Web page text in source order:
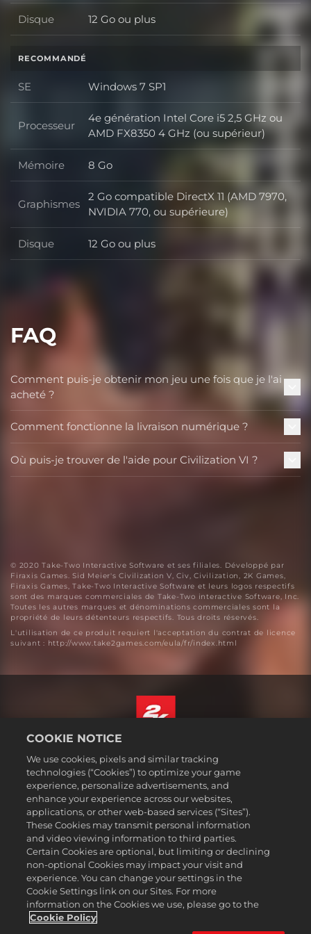
Disque Disque
12 Go ou plus
RECOMMANDÉ
SE SE
Windows 7 SP1
Processeur Processeur
4e génération Intel Core i5 2,5 GHz ou
AMD FX8350 4 GHz (ou supérieur)
Mémoire Mémoire
8 Go
Graphismes Graphismes
2 Go compatible DirectX 11 (AMD 7970,
NVIDIA 770, ou supérieure)
Disque Disque
12 Go ou plus
FAQ
Comment puis-je obtenir mon jeu une fois que je l'ai
acheté ?
Comment fonctionne la livraison numérique ?
Où puis-je trouver de l'aide pour Civilization VI ?
© 2020 Take-Two Interactive Software et ses filiales. Développé par
Firaxis Games. Sid Meier's Civilization V, Civ, Civilization, 2K Games,
Firaxis Games, Take-Two Interactive Software et leurs logos respectifs
sont des marques commerciales de Take-Two interactive Software, Inc.
Toutes les autres marques et dénominations commerciales sont la
propriété de leurs détenteurs respectifs. Tous droits réservés.
L'utilisation de ce produit requiert l'acceptation du contrat de licence
suivant : http://www.take2games.com/eula/fr/index.html
Mentions légales
Politique de confidentialité
Politique sur les cookies
Support
Ne pas vendre ou partager mes informations personnelles
Suivi et remboursement de commande
Partenaires publicitaires 2K
©2016-2026 Take-Two Interactive Software Inc. 2K, Firaxis Games,
Civilization, and their respective logos are trademarks of Take-Two
Interactive Software, Inc. All rights reserved.
Français
COOKIE NOTICE
We use cookies, pixels and similar tracking
technologies (“Cookies”) to optimize your game
experience, personalize advertisements, and
enhance your experience across our websites,
applications, or other web-based services (“Sites”).
These Cookies may transmit personal information
and video viewing information to third parties.
Certain Cookies are optional, but limiting or declining
non-optional Cookies may impact your visit and
experience. You can change your settings in the
Cookie Settings link on our Sites. For more
information on the Cookies we use, please go to the
Cookie Policy